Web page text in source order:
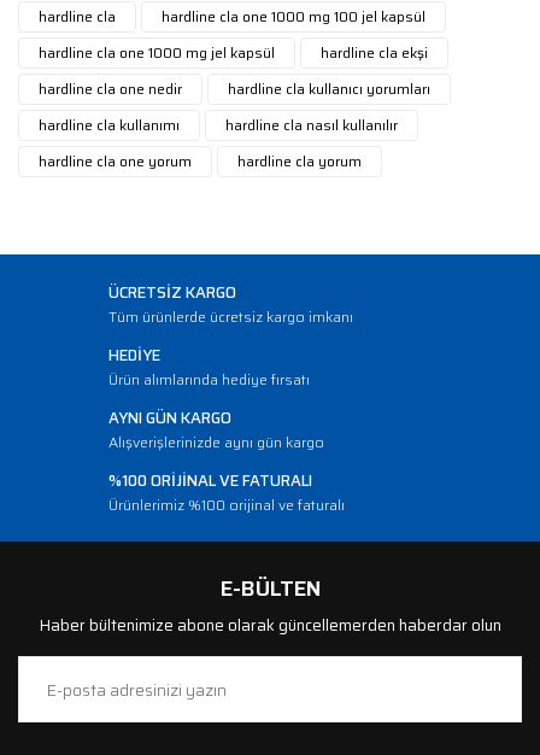
hardline cla
hardline cla one 1000 mg 100 jel kapsül
hardline cla one 1000 mg jel kapsül
hardline cla ekşi
hardline cla one nedir
hardline cla kullanıcı yorumları
hardline cla kullanımı
hardline cla nasıl kullanılır
hardline cla one yorum
hardline cla yorum
ÜCRETSİZ KARGO
Tüm ürünlerde ücretsiz kargo imkanı
HEDİYE
Ürün alımlarında hediye fırsatı
AYNI GÜN KARGO
Alışverişlerinizde aynı gün kargo
%100 ORİJİNAL VE FATURALI
Ürünlerimiz %100 orijinal ve faturalı
E-BÜLTEN
Haber bültenimize abone olarak güncellemerden haberdar olun